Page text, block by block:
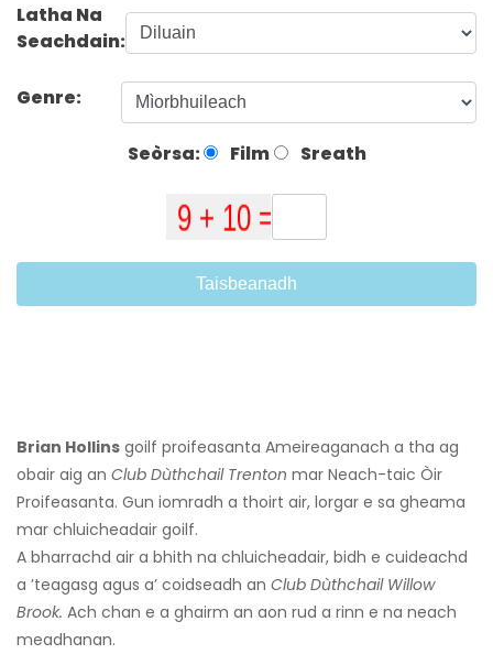
Latha Na
Seachdain:
Genre:
Seòrsa: Film Sreath
Taisbeanadh
Brian Hollins goilf proifeasanta Ameireaganach a tha ag
obair aig an Club Dùthchail Trenton mar Neach-taic Òir
Proifeasanta. Gun iomradh a thoirt air, lorgar e sa gheama
mar chluicheadair goilf.
A bharrachd air a bhith na chluicheadair, bidh e cuideachd
a ’teagasg agus a’ coidseadh an Club Dùthchail Willow
Brook. Ach chan e a ghairm an aon rud a rinn e na neach
meadhanan.